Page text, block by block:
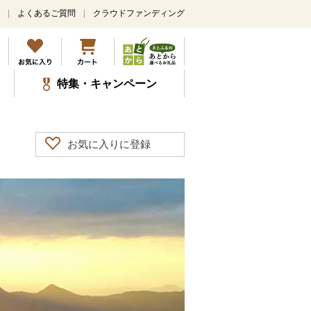
よくあるご質問 クラウドファンディング
特集・キャンペーン
お気に入りに登録